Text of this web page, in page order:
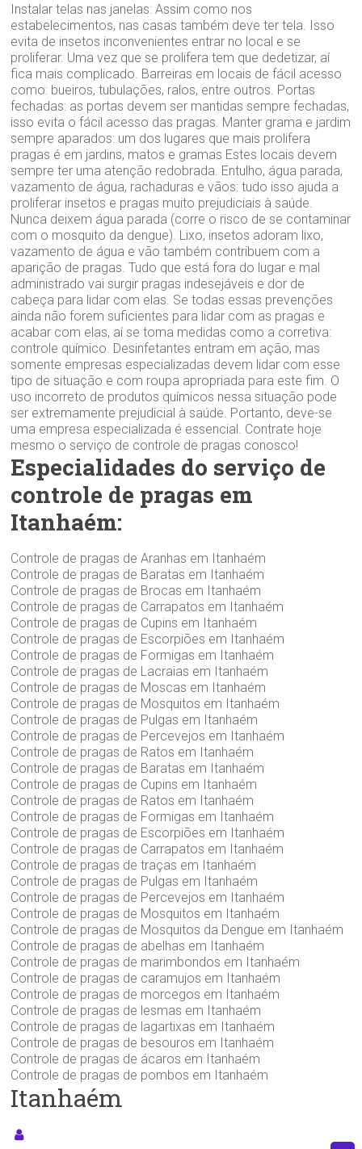
Instalar telas nas janelas: Assim como nos
estabelecimentos, nas casas também deve ter tela. Isso
evita de insetos inconvenientes entrar no local e se
proliferar. Uma vez que se prolifera tem que dedetizar, aí
fica mais complicado. Barreiras em locais de fácil acesso
como: bueiros, tubulações, ralos, entre outros. Portas
fechadas: as portas devem ser mantidas sempre fechadas,
isso evita o fácil acesso das pragas. Manter grama e jardim
sempre aparados: um dos lugares que mais prolifera
pragas é em jardins, matos e gramas Estes locais devem
sempre ter uma atenção redobrada. Entulho, água parada,
vazamento de água, rachaduras e vãos: tudo isso ajuda a
proliferar insetos e pragas muito prejudiciais à saúde.
Nunca deixem água parada (corre o risco de se contaminar
com o mosquito da dengue). Lixo, insetos adoram lixo,
vazamento de água e vão também contribuem com a
aparição de pragas. Tudo que está fora do lugar e mal
administrado vai surgir pragas indesejáveis e dor de
cabeça para lidar com elas. Se todas essas prevenções
ainda não forem suficientes para lidar com as pragas e
acabar com elas, aí se toma medidas como a corretiva:
controle químico. Desinfetantes entram em ação, mas
somente empresas especializadas devem lidar com esse
tipo de situação e com roupa apropriada para este fim. O
uso incorreto de produtos químicos nessa situação pode
ser extremamente prejudicial à saúde. Portanto, deve-se
uma empresa especializada é essencial. Contrate hoje
mesmo o serviço de controle de pragas conosco!
Especialidades do serviço de
controle de pragas em
Itanhaém:
Controle de pragas de Aranhas em Itanhaém
Controle de pragas de Baratas em Itanhaém
Controle de pragas de Brocas em Itanhaém
Controle de pragas de Carrapatos em Itanhaém
Controle de pragas de Cupins em Itanhaém
Controle de pragas de Escorpiões em Itanhaém
Controle de pragas de Formigas em Itanhaém
Controle de pragas de Lacraias em Itanhaém
Controle de pragas de Moscas em Itanhaém
Controle de pragas de Mosquitos em Itanhaém
Controle de pragas de Pulgas em Itanhaém
Controle de pragas de Percevejos em Itanhaém
Controle de pragas de Ratos em Itanhaém
Controle de pragas de Baratas em Itanhaém
Controle de pragas de Cupins em Itanhaém
Controle de pragas de Ratos em Itanhaém
Controle de pragas de Formigas em Itanhaém
Controle de pragas de Escorpiões em Itanhaém
Controle de pragas de Carrapatos em Itanhaém
Controle de pragas de traças em Itanhaém
Controle de pragas de Pulgas em Itanhaém
Controle de pragas de Percevejos em Itanhaém
Controle de pragas de Mosquitos em Itanhaém
Controle de pragas de Mosquitos da Dengue em Itanhaém
Controle de pragas de abelhas em Itanhaém
Controle de pragas de marimbondos em Itanhaém
Controle de pragas de caramujos em Itanhaém
Controle de pragas de morcegos em Itanhaém
Controle de pragas de lesmas em Itanhaém
Controle de pragas de lagartixas em Itanhaém
Controle de pragas de besouros em Itanhaém
Controle de pragas de ácaros em Itanhaém
Controle de pragas de pombos em Itanhaém
Itanhaém